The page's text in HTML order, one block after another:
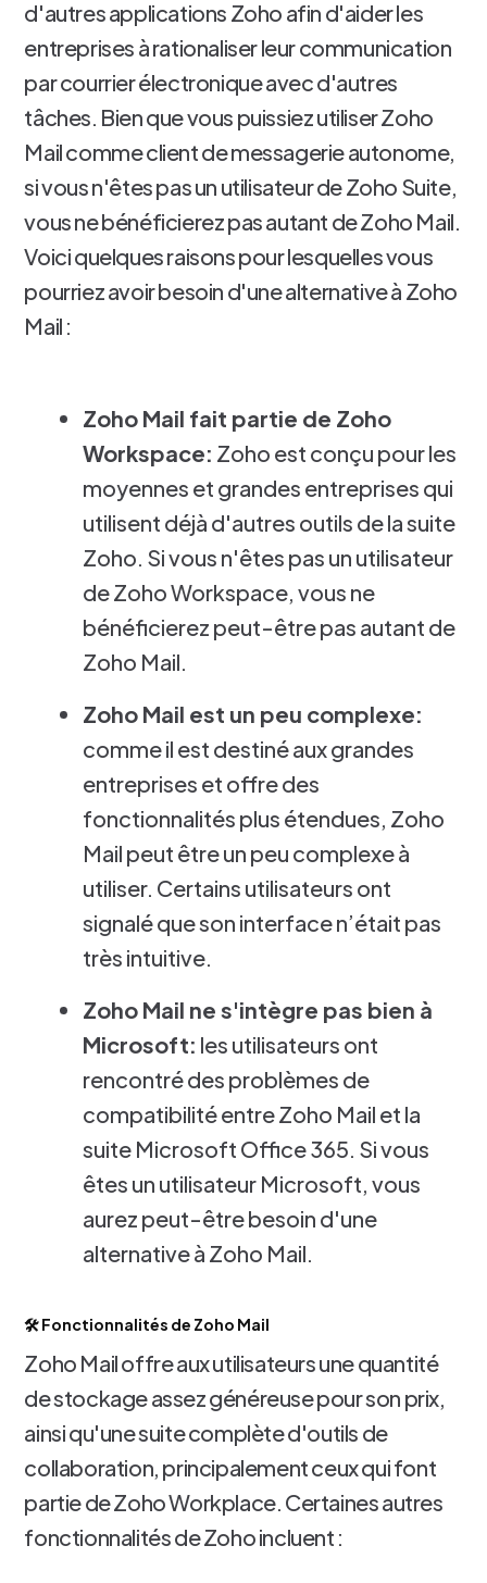
d'autres applications Zoho afin d'aider les
entreprises à rationaliser leur communication
par courrier électronique avec d'autres
tâches. Bien que vous puissiez utiliser Zoho
Mail comme client de messagerie autonome,
si vous n'êtes pas un utilisateur de Zoho Suite,
vous ne bénéficierez pas autant de Zoho Mail.
Voici quelques raisons pour lesquelles vous
pourriez avoir besoin d'une alternative à Zoho
Mail :
Zoho Mail fait partie de Zoho
Workspace: Zoho est conçu pour les
moyennes et grandes entreprises qui
utilisent déjà d'autres outils de la suite
Zoho. Si vous n'êtes pas un utilisateur
de Zoho Workspace, vous ne
bénéficierez peut-être pas autant de
Zoho Mail.
Zoho Mail est un peu complexe:
comme il est destiné aux grandes
entreprises et offre des
fonctionnalités plus étendues, Zoho
Mail peut être un peu complexe à
utiliser. Certains utilisateurs ont
signalé que son interface n’était pas
très intuitive.
Zoho Mail ne s'intègre pas bien à
Microsoft: les utilisateurs ont
rencontré des problèmes de
compatibilité entre Zoho Mail et la
suite Microsoft Office 365. Si vous
êtes un utilisateur Microsoft, vous
aurez peut-être besoin d'une
alternative à Zoho Mail.
🛠️ Fonctionnalités de Zoho Mail
Zoho Mail offre aux utilisateurs une quantité
de stockage assez généreuse pour son prix,
ainsi qu'une suite complète d'outils de
collaboration, principalement ceux qui font
partie de Zoho Workplace. Certaines autres
fonctionnalités de Zoho incluent :